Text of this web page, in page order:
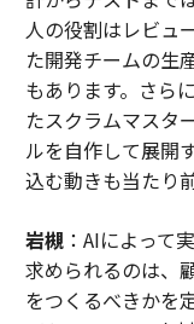
中央アジアを巡るエネル
勢か
携帯電話サプライチェ
に
人の役割はレビュ
た開発チームの生
もあります。さら
たスクラムマスタ
ルを自作して展開
込む動きも当たり
岩槻：AIによって
求められるのは、
をつくるべきかを